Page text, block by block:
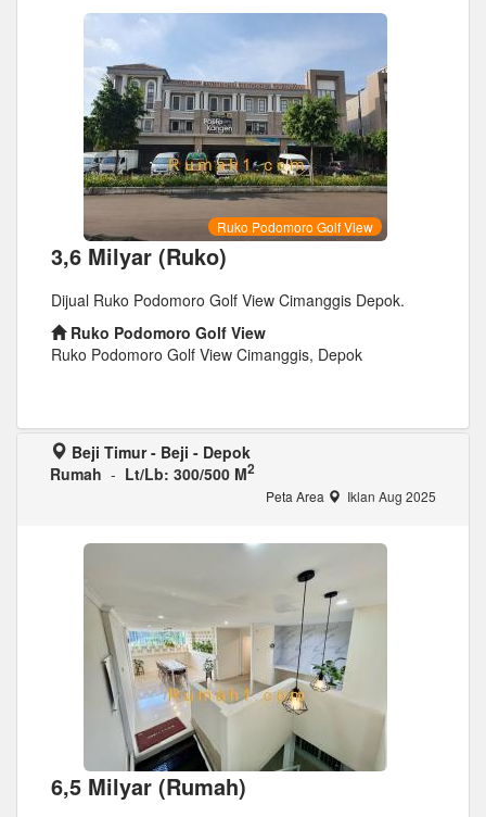
Ruko Podomoro Golf View
3,6 Milyar (Ruko)
Dijual Ruko Podomoro Golf View Cimanggis Depok.
Ruko Podomoro Golf View
Ruko Podomoro Golf View Cimanggis, Depok
Beji Timur - Beji - Depok
Rumah - Lt/Lb: 300/500 M2
Peta Area Iklan Aug 2025
6,5 Milyar (Rumah)